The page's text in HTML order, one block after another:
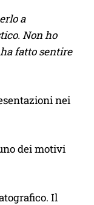
a
Non ho
fatto sentire
nei
dei motivi
Il